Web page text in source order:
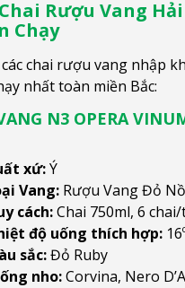
Rượu Vang
Chạy
chai rượu vang nhập
nhất toàn miền Bắc:
N3 OPERA
xứ:Ý
Vang: Rượu Vang Đỏ
cách:Chai 750ml, 6
độ uống thích hợp:
sắc:Đỏ Ruby
nho:Corvina, Nero